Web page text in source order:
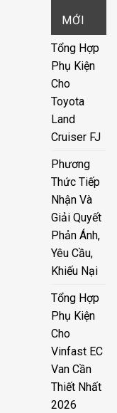
MỚI
Tổng Hợp
Phụ Kiện
Cho
Toyota
Land
Cruiser FJ
Phương
Thức Tiếp
Nhận Và
Giải Quyết
Phản Ánh,
Yêu Cầu,
Khiếu Nại
Tổng Hợp
Phụ Kiện
Cho
Vinfast EC
Van Cần
Thiết Nhất
2026